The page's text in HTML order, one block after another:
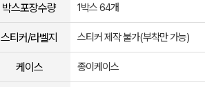
박스포장수량 1박스 64개
스티커/라벨지 스티커 제작 불가(부착만 가능)
케이스 종이케이스